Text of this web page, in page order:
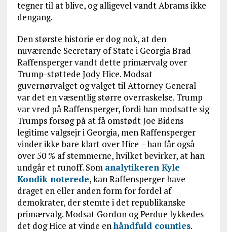
tegner til at blive, og alligevel vandt Abrams ikke
dengang.
Den største historie er dog nok, at den
nuværende Secretary of State i Georgia Brad
Raffensperger vandt dette primærvalg over
Trump-støttede Jody Hice. Modsat
guvernørvalget og valget til Attorney General
var det en væsentlig større overraskelse. Trump
var vred på Raffensperger, fordi han modsatte sig
Trumps forsøg på at få omstødt Joe Bidens
legitime valgsejr i Georgia, men Raffensperger
vinder ikke bare klart over Hice – han får også
over 50 % af stemmerne, hvilket bevirker, at han
undgår et runoff. Som analytikeren Kyle
Kondik noterede, kan Raffensperger have
draget en eller anden form for fordel af
demokrater, der stemte i det republikanske
primærvalg. Modsat Gordon og Perdue lykkedes
det dog Hice at vinde enhåndfuld counties.